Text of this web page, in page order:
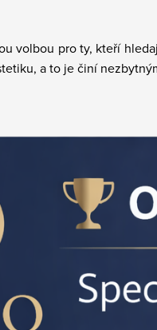
volbou pro ty, kteří
a to je činí